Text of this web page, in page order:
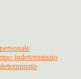
indeterminato